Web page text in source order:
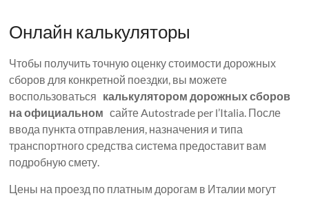
Онлайн калькуляторы
Чтобы получить точную оценку стоимости дорожных
сборов для конкретной поездки, вы можете
воспользоваться калькулятором дорожных сборов
на официальном сайте Autostrade per l’Italia. После
ввода пункта отправления, назначения и типа
транспортного средства система предоставит вам
подробную смету.
Цены на проезд по платным дорогам в Италии могут